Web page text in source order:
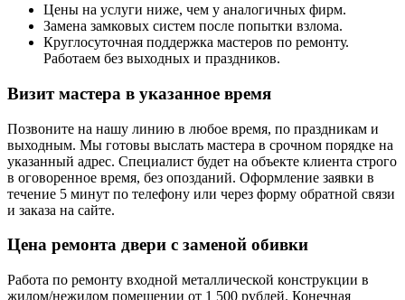
Цены на услуги ниже, чем у аналогичных фирм.
Замена замковых систем после попытки взлома.
Круглосуточная поддержка мастеров по ремонту.
Работаем без выходных и праздников.
Визит мастера в указанное время
Позвоните на нашу линию в любое время, по праздникам и
выходным. Мы готовы выслать мастера в срочном порядке на
указанный адрес. Специалист будет на объекте клиента строго
в оговоренное время, без опозданий. Оформление заявки в
течение 5 минут по телефону или через форму обратной связи
и заказа на сайте.
Цена ремонта двери с заменой обивки
Работа по ремонту входной металлической конструкции в
жилом/нежилом помещении от 1 500 рублей. Конечная